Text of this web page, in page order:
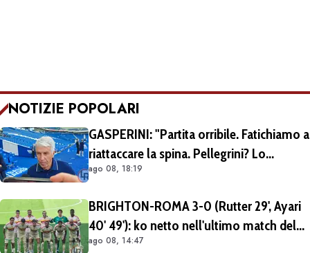
NOTIZIE POPOLARI
GASPERINI: "Partita orribile. Fatichiamo a
riattaccare la spina. Pellegrini? Lo
rivedremo in campo tra un mese.
ago 08, 18:19
BRIGHTON-ROMA 3-0 (Rutter 29', Ayari
40' 49'): ko netto nell'ultimo match del
tour britannico (FOTO e VIDEO)
ago 08, 14:47